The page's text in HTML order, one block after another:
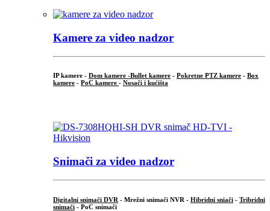
Kamere za video nadzor
IP kamere - Dom kamere -Bullet kamere - Pokretne PTZ kamere - Box
kamere - PoC kamere - Nosači i kućišta
Snimači za video nadzor
Digitalni snimači DVR - Mrežni snimači NVR - Hibridni sniači - Tribridni
snimači - PoC snimači